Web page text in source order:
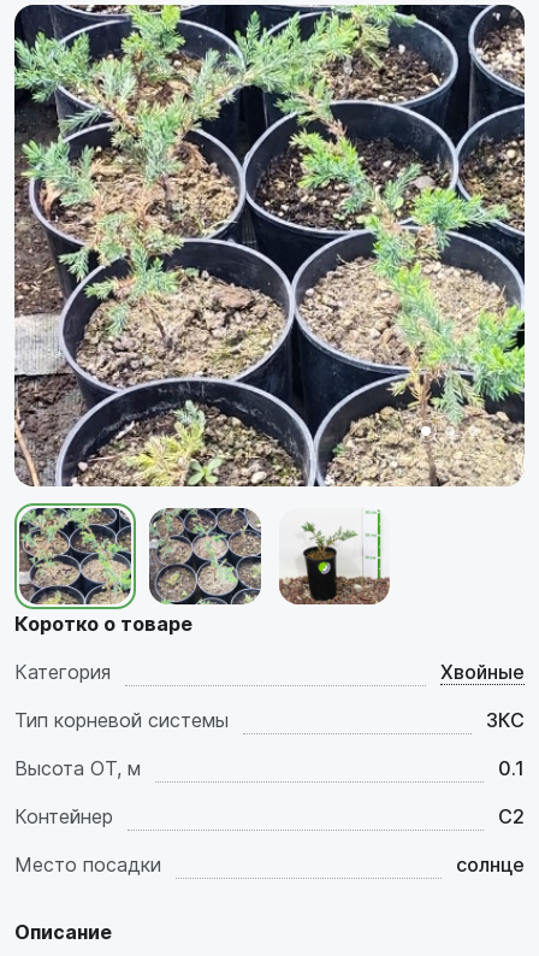
Коротко о товаре
Категория
Хвойные
Тип корневой системы
ЗКС
Высота ОТ, м
0.1
Контейнер
C2
Место посадки
солнце
Описание